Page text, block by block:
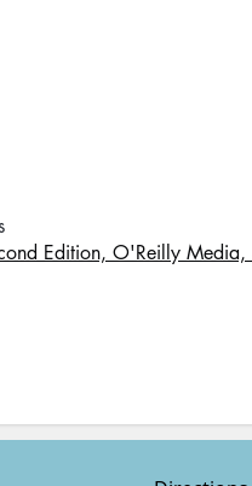
Edition, O'Reilly